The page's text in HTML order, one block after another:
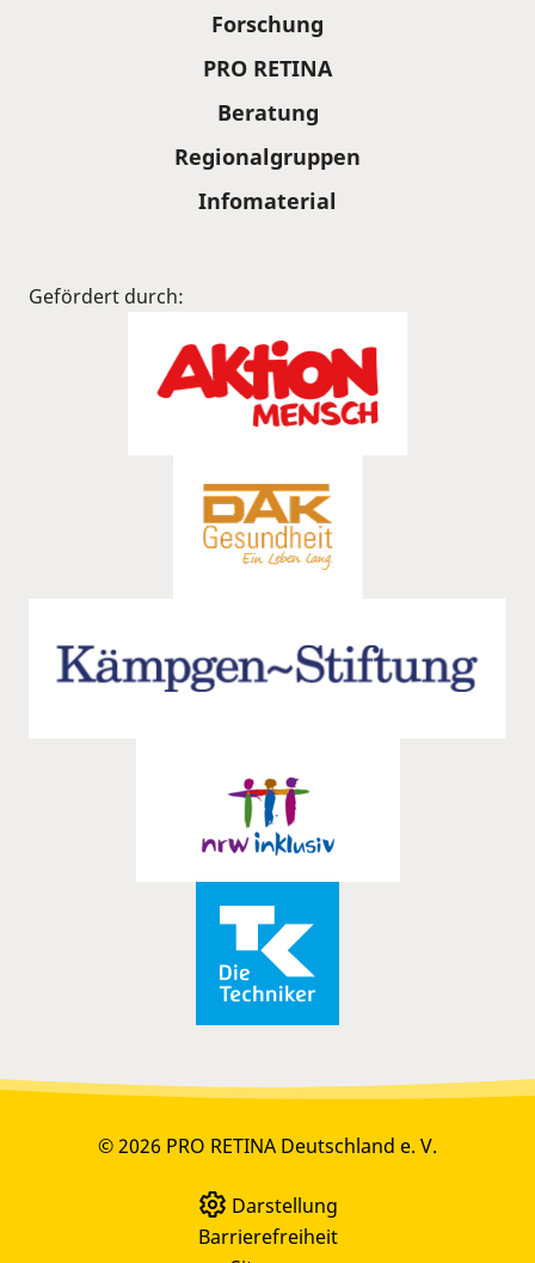
Forschung
PRO RETINA
Beratung
Regionalgruppen
Infomaterial
Gefördert durch:
© 2026 PRO RETINA Deutschland e. V.
Darstellung
Barrierefreiheit